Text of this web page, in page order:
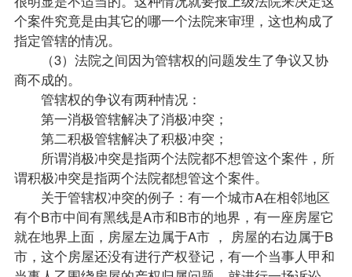
个案件究竟是由其它的哪一个法院来审理，这也构成了
指定管辖的情况。
（3）法院之间因为管辖权的问题发生了争议又协
商不成的。
管辖权的争议有两种情况：
第一消极管辖解决了消极冲突；
第二积极管辖解决了积极冲突；
所谓消极冲突是指两个法院都不想管这个案件，所
谓积极冲突是指两个法院都想管这个案件。
关于管辖权冲突的例子：有一个城市A在相邻地区
有个B市中间有黑线是A市和B市的地界，有一座房屋它
就在地界上面，房屋左边属于A市 ， 房屋的右边属于B
市，这个房屋还没有进行产权登记，有一个当事人甲和